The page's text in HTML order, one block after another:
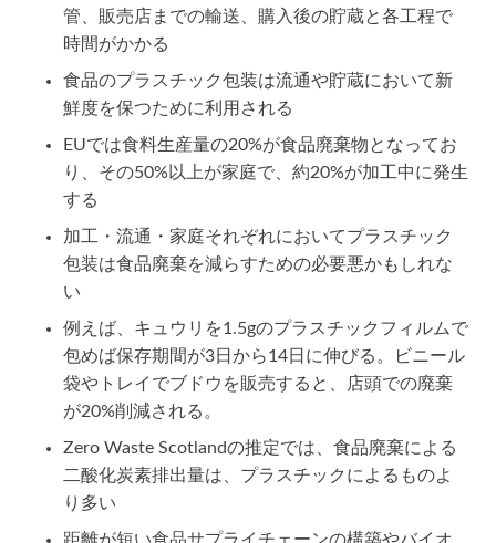
管、販売店までの輸送、購入後の貯蔵と各工程で
時間がかかる
食品のプラスチック包装は流通や貯蔵において新
鮮度を保つために利用される
EUでは食料生産量の20%が食品廃棄物となってお
り、その50%以上が家庭で、約20%が加工中に発生
する
加工・流通・家庭それぞれにおいてプラスチック
包装は食品廃棄を減らすための必要悪かもしれな
い
例えば、キュウリを1.5gのプラスチックフィルムで
包めば保存期間が3日から14日に伸びる。ビニール
袋やトレイでブドウを販売すると、店頭での廃棄
が20%削減される。
Zero Waste Scotlandの推定では、食品廃棄による
二酸化炭素排出量は、プラスチックによるものよ
り多い